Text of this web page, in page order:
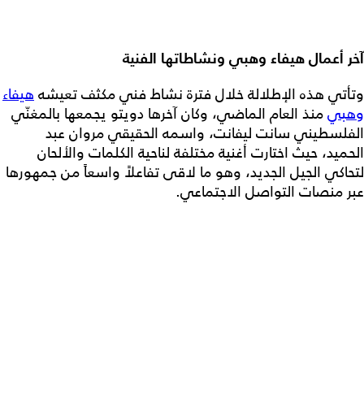
آخر أعمال هيفاء وهبي ونشاطاتها الفنية
وتأتي هذه الإطلالة خلال فترة نشاط فني مكثف تعيشههيفاء
وهبيمنذ العام الماضي، وكان آخرها دويتو يجمعها بالمغنّي
الفلسطيني سانت ليفانت، واسمه الحقيقي مروان عبد
الحميد، حيث اختارت أغنية مختلفة لناحية الكلمات والألحان
لتحاكي الجيل الجديد، وهو ما لاقى تفاعلاً واسعاً من جمهورها
عبر منصات التواصل الاجتماعي.